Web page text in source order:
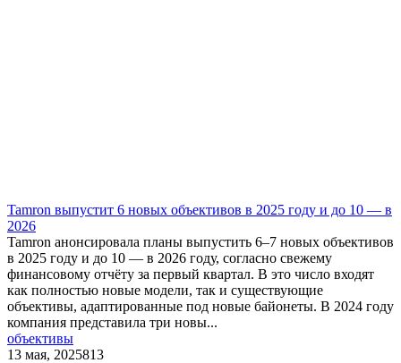
Tamron выпустит 6 новых объективов в 2025 году и до 10 — в
2026
Tamron анонсировала планы выпустить 6–7 новых объективов
в 2025 году и до 10 — в 2026 году, согласно свежему
финансовому отчёту за первый квартал. В это число входят
как полностью новые модели, так и существующие
объективы, адаптированные под новые байонеты. В 2024 году
компания представила три новы...
объективы
13 мая, 2025813